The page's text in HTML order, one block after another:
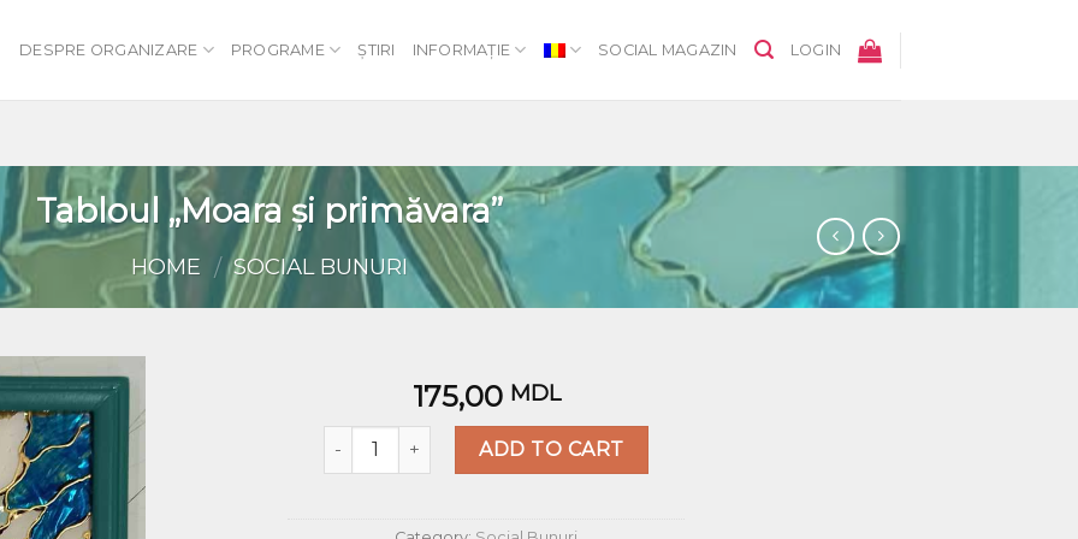
DESPRE ORGANIZARE PROGRAME ȘTIRI INFORMAȚIE SOCIAL MAGAZIN LOGIN
Tabloul „Moara și primăvara”
HOME / SOCIAL BUNURI
Добавить
в список
желаний
175,00 MDL
Quantity ADD TO CART